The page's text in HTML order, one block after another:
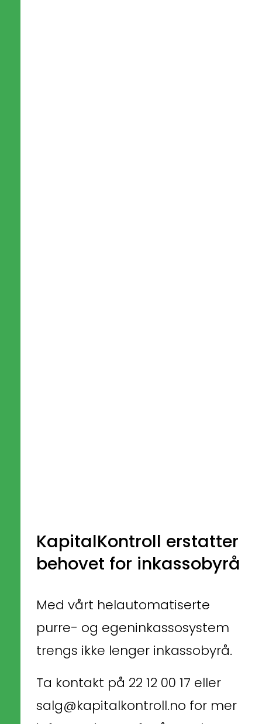
KapitalKontroll erstatter
behovet for inkassobyrå
Med vårt helautomatiserte
purre- og egeninkassosystem
trengs ikke lenger inkassobyrå.
Ta kontakt på 22 12 00 17 eller
salg@kapitalkontroll.no for mer